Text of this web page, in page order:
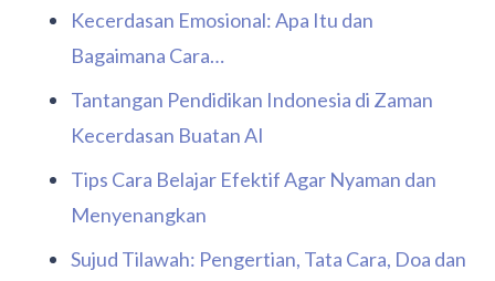
Kecerdasan Emosional: Apa Itu dan
Bagaimana Cara…
Tantangan Pendidikan Indonesia di Zaman
Kecerdasan Buatan AI
Tips Cara Belajar Efektif Agar Nyaman dan
Menyenangkan
Sujud Tilawah: Pengertian, Tata Cara, Doa dan